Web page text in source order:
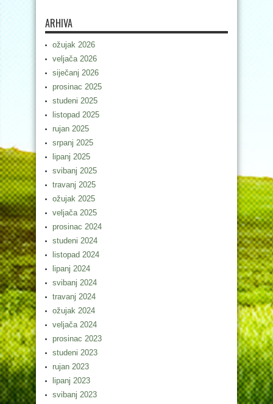
ARHIVA
ožujak 2026
veljača 2026
siječanj 2026
prosinac 2025
studeni 2025
listopad 2025
rujan 2025
srpanj 2025
lipanj 2025
svibanj 2025
travanj 2025
ožujak 2025
veljača 2025
prosinac 2024
studeni 2024
listopad 2024
lipanj 2024
svibanj 2024
travanj 2024
ožujak 2024
veljača 2024
prosinac 2023
studeni 2023
rujan 2023
lipanj 2023
svibanj 2023